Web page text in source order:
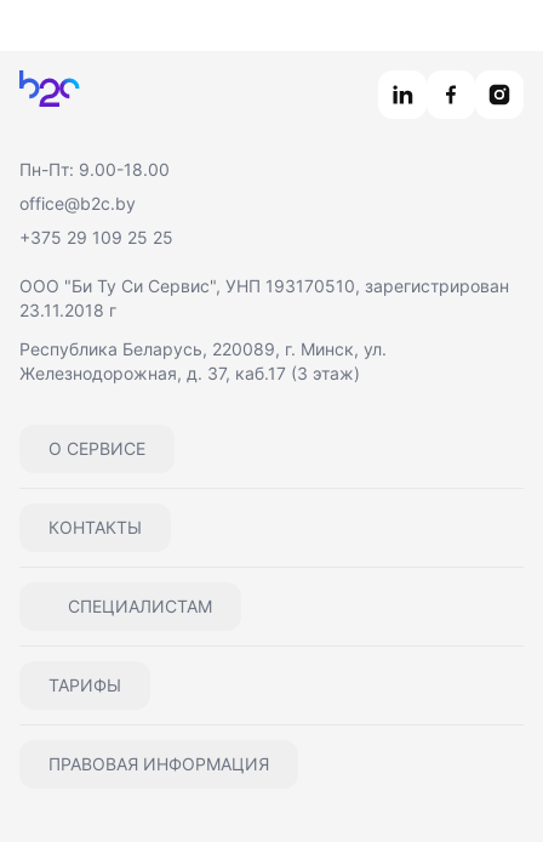
Главная
Пн-Пт: 9.00-18.00
office@b2c.by
+375 29 109 25 25
О СЕРВИСЕ
КОНТАКТЫ
СПЕЦИАЛИСТАМ
ТАРИФЫ
ПРАВОВАЯ ИНФОРМАЦИЯ
ООО "Би Ту Си Сервис", УНП 193170510, зарегистрирован
23.11.2018 г
Республика Беларусь, 220089, г. Минск, ул.
Железнодорожная, д. 37, каб.17 (3 этаж)